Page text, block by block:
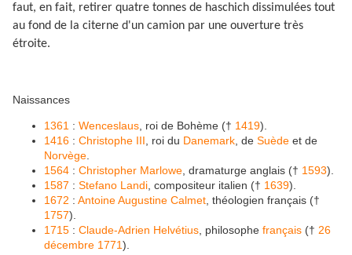
faut, en fait, retirer quatre tonnes de haschich dissimulées tout
au fond de la citerne d'un camion par une ouverture très
étroite.
Naissances
1361 : Wenceslaus , roi de Bohème († 1419).
1416 : Christophe III , roi du Danemark , de Suède et de
Norvège
1564 : Christopher Marlowe , dramaturge anglais († 1593).
1587 : Stefano Landi , compositeur italien († 1639).
1672 : Antoine Augustine Calmet , théologien français (†
1757).
1715 : Claude-Adrien Helvétius , philosophe français († 26
décembre 1771).